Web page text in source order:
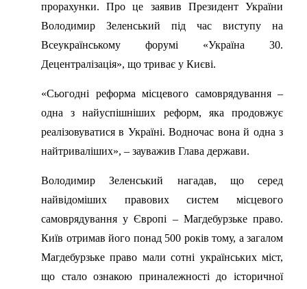
прорахунки. Про це заявив Президент України
Володимир Зеленський під час виступу на
Всеукраїнському форумі «Україна 30.
Децентралізація», що триває у Києві.
«Сьогодні реформа місцевого самоврядування –
одна з найуспішніших реформ, яка продовжує
реалізовуватися в Україні. Водночас вона й одна з
найтриваліших», – зауважив Глава держави.
Володимир Зеленський нагадав, що серед
найвідоміших правових систем місцевого
самоврядування у Європі – Магдебурзьке право.
Київ отримав його понад 500 років тому, а загалом
Магдебурзьке право мали сотні українських міст,
що стало ознакою приналежності до історичної